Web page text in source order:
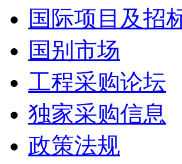
国际项目及招
国别市场
工程采购论坛
独家采购信息
政策法规